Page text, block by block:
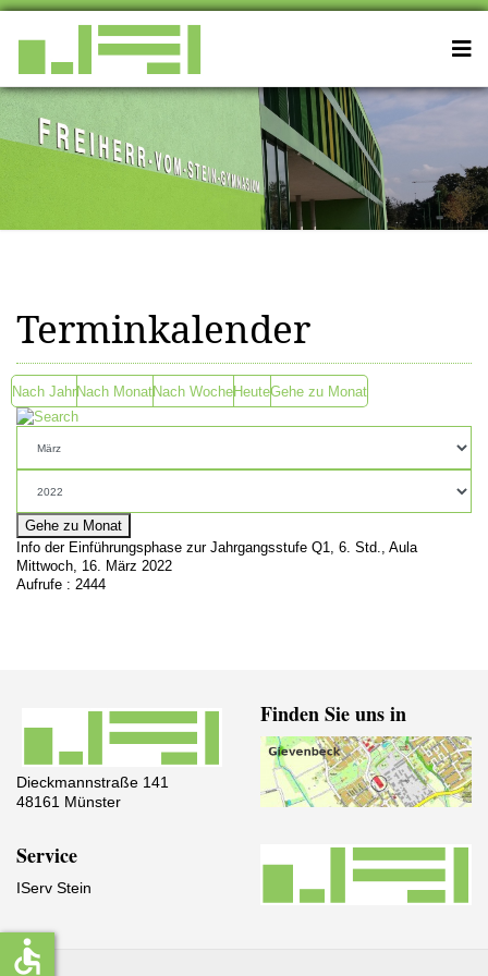
Terminkalender
Nach JahrNach MonatNach WocheHeuteGehe zu Monat
Gehe zu Monat
Info der Einführungsphase zur Jahrgangsstufe Q1, 6. Std., Aula
Mittwoch, 16. März 2022
Aufrufe : 2444
Dieckmannstraße 141
48161 Münster
Finden Sie uns in
Service
IServ Stein
accessible